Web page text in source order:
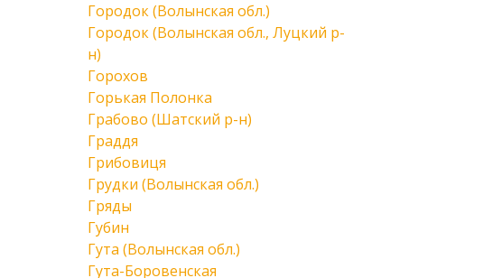
Городок (Волынская обл.)
Городок (Волынская обл., Луцкий р-
н)
Горохов
Горькая Полонка
Грабово (Шатский р-н)
Граддя
Грибовиця
Грудки (Волынская обл.)
Гряды
Губин
Гута (Волынская обл.)
Гута-Боровенская